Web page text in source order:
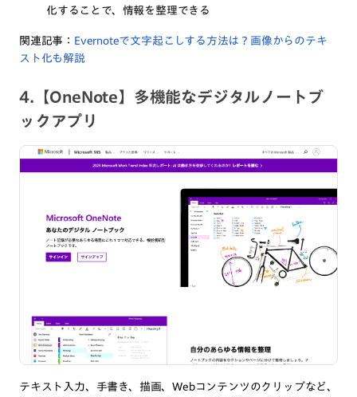
化することで、情報を整理できる
関連記事： Evernoteで文字起こしする方法は？画像からのテキ
スト化も解説
4.【OneNote】多機能なデジタルノートブ
ックアプリ
テキスト入力、手書き、描画、Webコンテンツのクリップなど、